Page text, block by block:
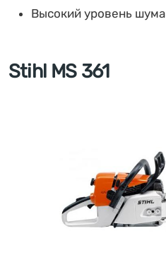
Высокий уровень шума
Stihl MS 361